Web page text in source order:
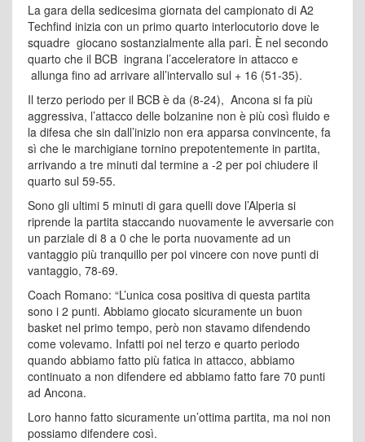
La gara della sedicesima giornata del campionato di A2
Techfind inizia con un primo quarto interlocutorio dove le
squadre giocano sostanzialmente alla pari. È nel secondo
quarto che il BCB ingrana l’acceleratore in attacco e
allunga fino ad arrivare all’intervallo sul + 16 (51-35).
Il terzo periodo per il BCB è da (8-24), Ancona si fa più
aggressiva, l’attacco delle bolzanine non è più così fluido e
la difesa che sin dall’inizio non era apparsa convincente, fa
sì che le marchigiane tornino prepotentemente in partita,
arrivando a tre minuti dal termine a -2 per poi chiudere il
quarto sul 59-55.
Sono gli ultimi 5 minuti di gara quelli dove l’Alperia si
riprende la partita staccando nuovamente le avversarie con
un parziale di 8 a 0 che le porta nuovamente ad un
vantaggio più tranquillo per poi vincere con nove punti di
vantaggio, 78-69.
Coach Romano: “L’unica cosa positiva di questa partita
sono i 2 punti. Abbiamo giocato sicuramente un buon
basket nel primo tempo, però non stavamo difendendo
come volevamo. Infatti poi nel terzo e quarto periodo
quando abbiamo fatto più fatica in attacco, abbiamo
continuato a non difendere ed abbiamo fatto fare 70 punti
ad Ancona.
Loro hanno fatto sicuramente un’ottima partita, ma noi non
possiamo difendere così.